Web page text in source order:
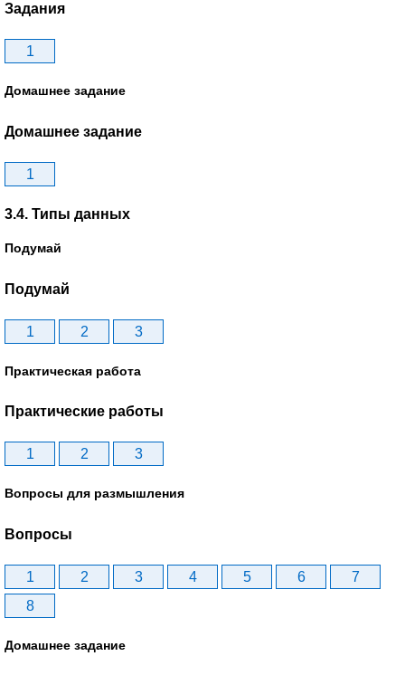
Задания
1
Домашнее задание
Домашнее задание
1
3.4. Типы данных
Подумай
Подумай
1 2 3
Практическая работа
Практические работы
1 2 3
Вопросы для размышления
Вопросы
1 2 3 4 5 6
7
8
Домашнее задание